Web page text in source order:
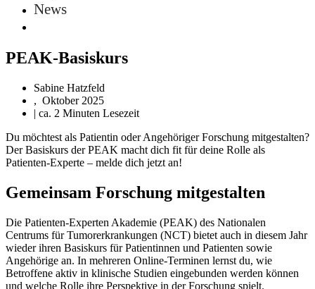
News
PEAK-Basiskurs
Sabine Hatzfeld
, Oktober 2025
| ca. 2 Minuten Lesezeit
Du möchtest als Patientin oder Angehöriger Forschung mitgestalten?
Der Basiskurs der PEAK macht dich fit für deine Rolle als
Patienten-Experte – melde dich jetzt an!
Gemeinsam Forschung mitgestalten
Die Patienten-Experten Akademie (PEAK) des Nationalen
Centrums für Tumorerkrankungen (NCT) bietet auch in diesem Jahr
wieder ihren Basiskurs für Patientinnen und Patienten sowie
Angehörige an. In mehreren Online-Terminen lernst du, wie
Betroffene aktiv in klinische Studien eingebunden werden können
und welche Rolle ihre Perspektive in der Forschung spielt.